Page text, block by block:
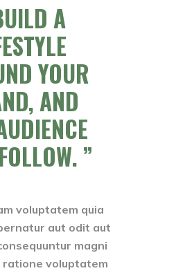
A
YOUR
AND
voluptatem quia
aut odit aut
magni
ratione voluptatem